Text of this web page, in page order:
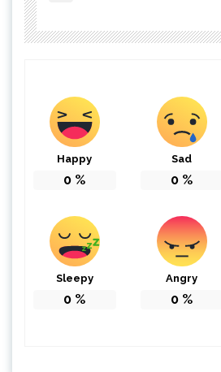
Happy
0 %
Sad
0 %
Sleepy
0 %
Angry
0 %